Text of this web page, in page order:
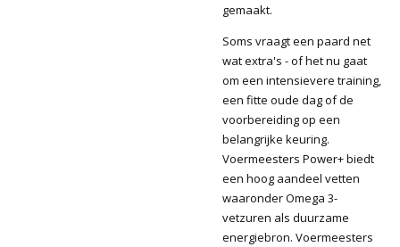
gemaakt.
Soms vraagt een paard net
wat extra's - of het nu gaat
om een intensievere training,
een fitte oude dag of de
voorbereiding op een
belangrijke keuring.
Voermeesters Power+ biedt
een hoog aandeel vetten
waaronder Omega 3-
vetzuren als duurzame
energiebron. Voermeesters